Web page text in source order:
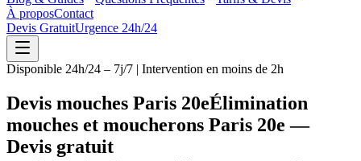
À proposContact
Devis GratuitUrgence 24h/24
Disponible 24h/24 – 7j/7 | Intervention en moins de 2h
Devis mouches Paris 20eÉlimination
mouches et moucherons Paris 20e —
Devis gratuit